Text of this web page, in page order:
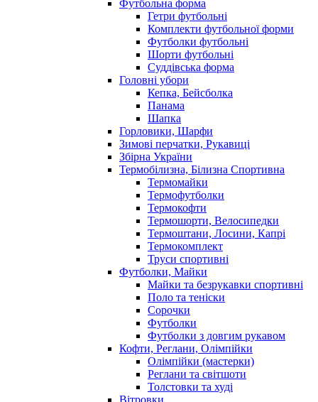
Футбольна форма
Гетри футбольні
Комплекти футбольної форми
Футболки футбольні
Шорти футбольні
Суддівська форма
Головні убори
Кепка, Бейсболка
Панама
Шапка
Горловики, Шарфи
Зимові перчатки, Рукавиці
Збірна України
Термобілизна, Білизна Спортивна
Термомайки
Термофутболки
Термокофти
Термошорти, Велосипедки
Термоштани, Лосини, Капрі
Термокомплект
Труси спортивні
Футболки, Майки
Майки та безрукавки спортивні
Поло та теніски
Сорочки
Футболки
Футболки з довгим рукавом
Кофти, Реглани, Олімпійки
Олімпійки (мастерки)
Реглани та світшоти
Толстовки та худі
Вітровки